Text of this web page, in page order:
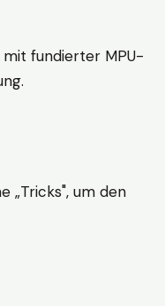
fundierter MPU-
„Tricks", um den